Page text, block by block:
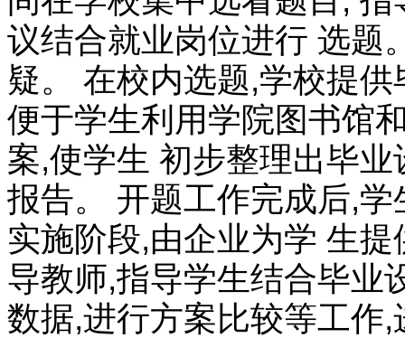
议结合就业岗位进行 选题
疑。 在校内选题,学校提
便于学生利用学院图书馆
案,使学生 初步整理出毕
报告。 开题工作完成后,
实施阶段,由企业为学 生
导教师,指导学生结合毕业
数据,进行方案比较等工作